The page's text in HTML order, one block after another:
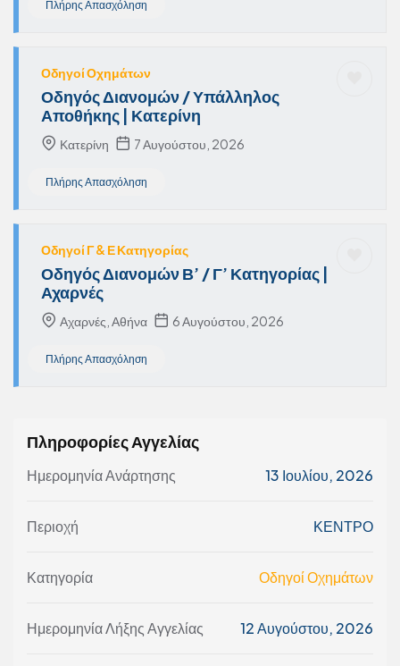
Πλήρης Απασχόληση
Οδηγοί Οχημάτων
Οδηγός Διανομών / Υπάλληλος
Αποθήκης | Κατερίνη
Κατερίνη 7 Αυγούστου, 2026
Πλήρης Απασχόληση
Οδηγοί Γ & Ε Κατηγορίας
Οδηγός Διανομών Β’ / Γ’ Κατηγορίας |
Αχαρνές
Αχαρνές, Αθήνα 6 Αυγούστου, 2026
Πλήρης Απασχόληση
Πληροφορίες Αγγελίας
Ημερομηνία Ανάρτησης 13 Ιουλίου, 2026
Περιοχή ΚΕΝΤΡΟ
Κατηγορία Οδηγοί Οχημάτων
Ημερομηνία Λήξης Αγγελίας 12 Αυγούστου, 2026